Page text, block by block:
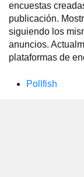
encuestas
publicación.
siguiendo los
anuncios.
plataformas de
Pollfish